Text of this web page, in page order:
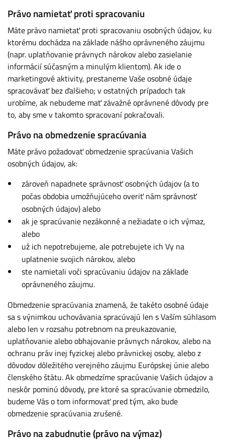
Právo namietať proti spracovaniu
Máte právo namietať proti spracovaniu osobných údajov, ku
ktorému dochádza na základe nášho oprávneného záujmu
(napr. uplatňovanie právnych nárokov alebo zasielanie
informácií súčasným a minulým klientom). Ak ide o
marketingové aktivity, prestaneme Vaše osobné údaje
spracovávať bez ďalšieho; v ostatných prípadoch tak
urobíme, ak nebudeme mať závažné oprávnené dôvody pre
to, aby sme v takomto spracovaní pokračovali.
Právo na obmedzenie spracúvania
Máte právo požadovať obmedzenie spracúvania Vašich
osobných údajov, ak:
zároveň napadnete správnosť osobných údajov (a to
počas obdobia umožňujúceho overiť nám správnosť
osobných údajov) alebo
ak je spracúvanie nezákonné a nežiadate o ich výmaz,
alebo
už ich nepotrebujeme, ale potrebujete ich Vy na
uplatnenie svojich nárokov, alebo
ste namietali voči spracúvaniu údajov na základe
oprávneného záujmu.
Obmedzenie spracúvania znamená, že takéto osobné údaje
sa s výnimkou uchovávania spracúvajú len s Vaším súhlasom
alebo len v rozsahu potrebnom na preukazovanie,
uplatňovanie alebo obhajovanie právnych nárokov, alebo na
ochranu práv inej fyzickej alebo právnickej osoby, alebo z
dôvodov dôležitého verejného záujmu Európskej únie alebo
členského štátu. Ak obmedzíme spracúvanie Vašich údajov a
neskôr pominú dôvody, pre ktoré sa spracúvanie obmedzilo,
budeme Vás o tom informovať pred tým, ako bude
obmedzenie spracúvania zrušené.
Právo na zabudnutie (právo na výmaz)